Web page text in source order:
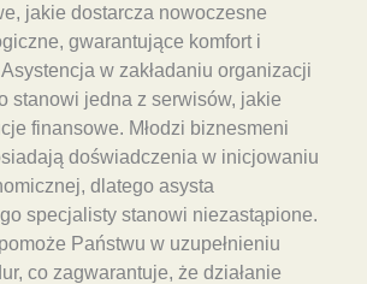
jakie dostarcza nowoczesne
gwarantujące komfort i
w zakładaniu organizacji
stanowi jedna z serwisów, jakie
finansowe. Młodzi biznesmeni
doświadczenia w inicjowaniu
dlatego asysta
specjalisty stanowi niezastąpione.
Państwu w uzupełnieniu
co zagwarantuje, że działanie